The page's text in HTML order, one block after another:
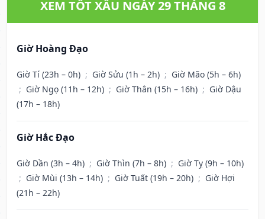
XEM TỐT XẤU NGÀY 29 THÁNG 8
Giờ Hoàng Đạo
Giờ Tí (23h – 0h) ; Giờ Sửu (1h – 2h) ; Giờ Mão (5h – 6h)
; Giờ Ngọ (11h – 12h) ; Giờ Thân (15h – 16h) ; Giờ Dậu
(17h – 18h)
Giờ Hắc Đạo
Giờ Dần (3h – 4h) ; Giờ Thìn (7h – 8h) ; Giờ Tỵ (9h – 10h)
; Giờ Mùi (13h – 14h) ; Giờ Tuất (19h – 20h) ; Giờ Hợi
(21h – 22h)